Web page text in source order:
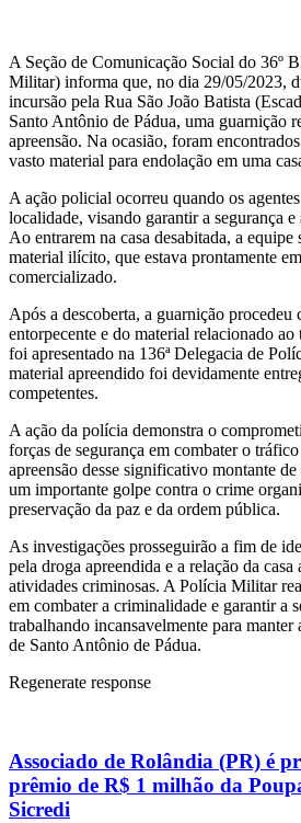
A Seção de Comunicação Social do 36º
Militar) informa que, no dia 29/05/2023,
incursão pela Rua São João Batista
Santo Antônio de Pádua, uma guarnição
apreensão. Na ocasião, foram
vasto material para endolação em uma
A ação policial ocorreu quando os
localidade, visando garantir a segurança
Ao entrarem na casa desabitada, a
material ilícito, que estava prontamente
comercializado.
Após a descoberta, a guarnição procedeu
entorpecente e do material relacionado
foi apresentado na 136ª Delegacia de
material apreendido foi devidamente
competentes.
A ação da polícia demonstra o
forças de segurança em combater o
apreensão desse significativo montante de
um importante golpe contra o crime
preservação da paz e da ordem pública.
As investigações prosseguirão a fim de
pela droga apreendida e a relação da casa
atividades criminosas. A Polícia Militar
em combater a criminalidade e garantir a
trabalhando incansavelmente para
de Santo Antônio de Pádua.
Regenerate response
Associado de Rolândia (PR) é
prêmio de R$ 1 milhão da
Sicredi